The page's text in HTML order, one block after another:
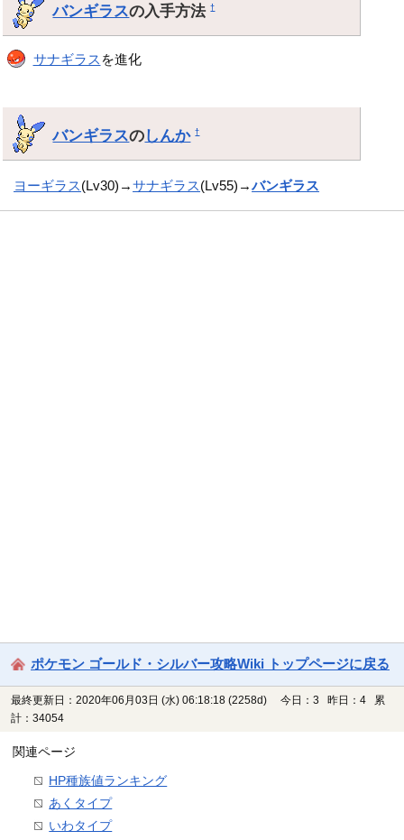
バンギラスの入手方法†
サナギラス を進化
バンギラスのしんか †
ヨーギラス(Lv30)→サナギラス(Lv55)→バンギラス
ポケモン ゴールド・シルバー攻略Wiki トップページに戻る
最終更新日：2020年06月03日 (水) 06:18:18 (2258d)
今日：3 昨日：4 累
計：34054
関連ページ
HP種族値ランキング
あくタイプ
いわタイプ